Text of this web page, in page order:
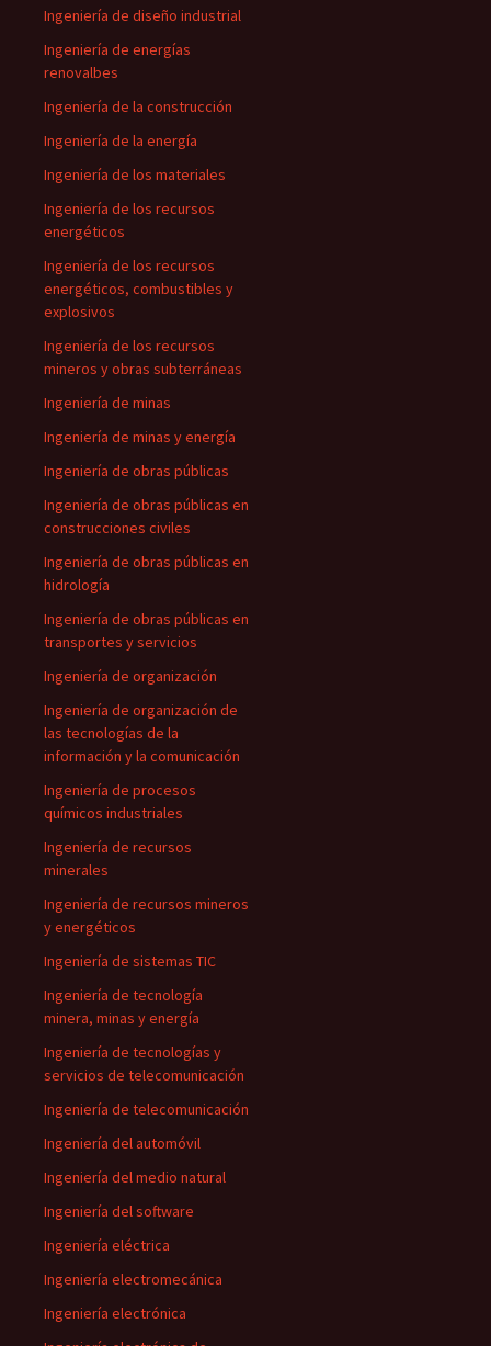
Ingeniería de diseño industrial
Ingeniería de energías
renovalbes
Ingeniería de la construcción
Ingeniería de la energía
Ingeniería de los materiales
Ingeniería de los recursos
energéticos
Ingeniería de los recursos
energéticos, combustibles y
explosivos
Ingeniería de los recursos
mineros y obras subterráneas
Ingeniería de minas
Ingeniería de minas y energía
Ingeniería de obras públicas
Ingeniería de obras públicas en
construcciones civiles
Ingeniería de obras públicas en
hidrología
Ingeniería de obras públicas en
transportes y servicios
Ingeniería de organización
Ingeniería de organización de
las tecnologías de la
información y la comunicación
Ingeniería de procesos
químicos industriales
Ingeniería de recursos
minerales
Ingeniería de recursos mineros
y energéticos
Ingeniería de sistemas TIC
Ingeniería de tecnología
minera, minas y energía
Ingeniería de tecnologías y
servicios de telecomunicación
Ingeniería de telecomunicación
Ingeniería del automóvil
Ingeniería del medio natural
Ingeniería del software
Ingeniería eléctrica
Ingeniería electromecánica
Ingeniería electrónica